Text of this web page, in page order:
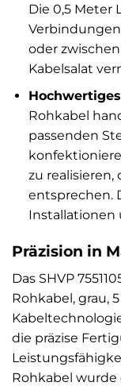
Die 0,5 Meter
oder
Kabelsalat
Rohkabel
passenden
zu
entsprechen.
Installationen
Präzision in
Das SHVP
Rohkabel, grau,
die präzise
Rohkabel